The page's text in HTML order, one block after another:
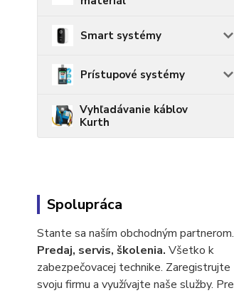
Smart systémy
Prístupové systémy
Vyhľadávanie káblov
Kurth
Spolupráca
Stante sa naším obchodným partnerom.
Predaj, servis, školenia. Všetko k
zabezpečovacej technike. Zaregistrujte
svoju firmu a využívajte naše služby. Pre